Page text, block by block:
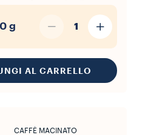
g 1
AL CARRELLO
CAFFÈ MACINATO